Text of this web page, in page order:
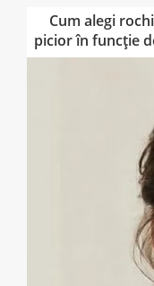
Cum alegi
picior în funcție